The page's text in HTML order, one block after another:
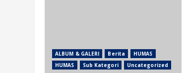
ALBUM & GALERI Berita
HUMAS
HUMAS
Sub Kategori Uncategorized